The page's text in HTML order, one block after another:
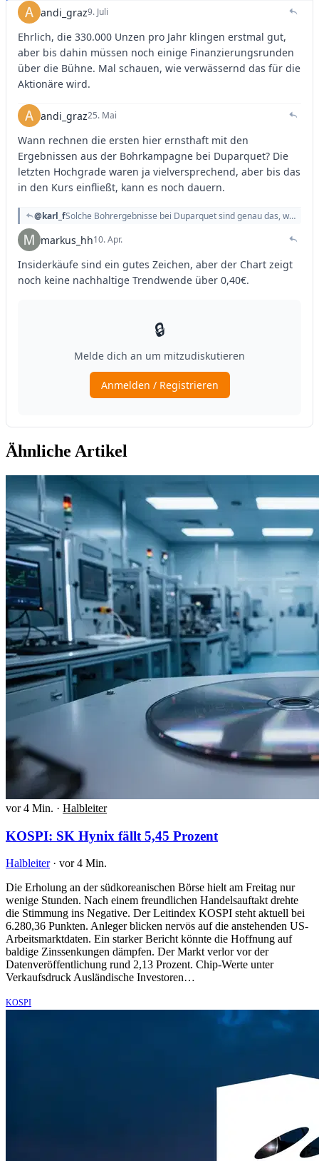
Ähnliche Artikel
vor 4 Min. · Halbleiter
KOSPI: SK Hynix fällt 5,45 Prozent
Halbleiter · vor 4 Min.
Die Erholung an der südkoreanischen Börse hielt am Freitag nur
wenige Stunden. Nach einem freundlichen Handelsauftakt drehte
die Stimmung ins Negative. Der Leitindex KOSPI steht aktuell bei
6.280,36 Punkten. Anleger blicken nervös auf die anstehenden US-
Arbeitsmarktdaten. Ein starker Bericht könnte die Hoffnung auf
baldige Zinssenkungen dämpfen. Der Markt verlor vor der
Datenveröffentlichung rund 2,13 Prozent. Chip-Werte unter
Verkaufsdruck Ausländische Investoren…
KOSPI